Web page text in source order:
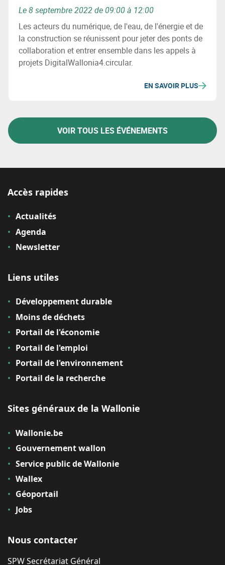
Le 8 septembre 2022 de 09:00 à 12:00
Les acteurs du numérique, de l'eau, de l'énergie et de
la construction se réunissent pour jeter des ponts de
collaboration et entrer ensemble dans les appels à
projets DigitalWallonia4.circular.
EN SAVOIR PLUS
VOIR TOUS LES ÉVÉNEMENTS
Accès rapides
Actualités
Agenda
Newsletter
Liens utiles
Développement durable
Moins de déchets
Portail de l'économie
Portail de l'emploi
Portail de l'environnement
Portail de la recherche
Sites généraux de la Wallonie
Wallonie.be
Gouvernement wallon
Service public de Wallonie
Wallex
Géoportail
Jobs
Nous contacter
SPW Secrétariat Général